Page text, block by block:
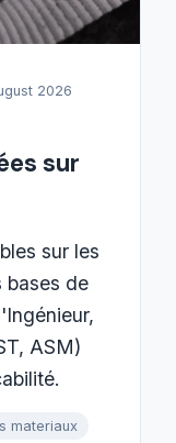
2026
sur
sur les
bases de
ASM)
materiaux